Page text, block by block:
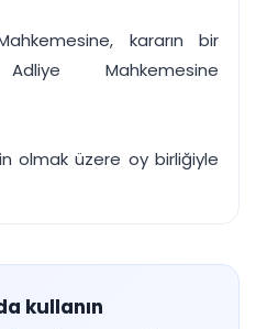
kararın bir
Mahkemesine
olmak üzere oy birliğiyle
kullanın